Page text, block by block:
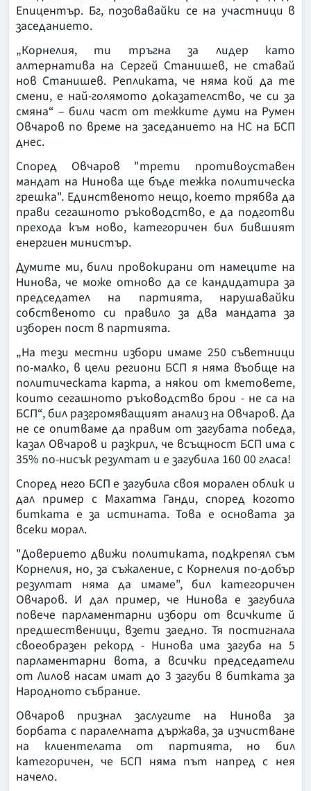
Епицентър. Бг, позовавайки се на участници в
заседанието.
„Корнелия, ти тръгна за лидер като
алтернатива на Сергей Станишев, не ставай
нов Станишев. Репликата, че няма кой да те
смени, е най-голямото доказателство, че си за
смяна“ – били част от тежките думи на Румен
Овчаров по време на заседанието на НС на БСП
днес.
Според Овчаров "трети противоуставен
мандат на Нинова ще бъде тежка политическа
грешка". Единственото нещо, което трябва да
прави сегашното ръководство, е да подготви
прехода към ново, категоричен бил бившият
енергиен министър.
Думите ми, били провокирани от намеците на
Нинова, че може отново да се кандидатира за
председател на партията, нарушавайки
собственото си правило за два мандата за
изборен пост в партията.
„На тези местни избори имаме 250 съветници
по-малко, в цели региони БСП я няма въобще на
политическата карта, а някои от кметовете,
които сегашното ръководство брои - не са на
БСП“, бил разгромяващият анализ на Овчаров. Да
не се опитваме да правим от загубата победа,
казал Овчаров и разкрил, че всъщност БСП има с
35% по-нисък резултат и е загубила 160 00 гласа!
Според него БСП е загубила своя морален облик и
дал пример с Махатма Ганди, според когото
битката е за истината. Това е основата за
всеки морал.
"Доверието движи политиката, подкрепял съм
Корнелия, но, за съжаление, с Корнелия по-добър
резултат няма да имаме", бил категоричен
Овчаров. И дал пример, че Нинова е загубила
повече парламентарни избори от всичките й
предшественици, взети заедно. Тя постигнала
своеобразен рекорд - Нинова има загуба на 5
парламентарни вота, а всички председатели
от Лилов насам имат до 3 загуби в битката за
Народното събрание.
Овчаров признал заслугите на Нинова за
борбата с паралелната държава, за изчистване
на клиентелата от партията, но бил
категоричен, че БСП няма път напред с нея
начело.